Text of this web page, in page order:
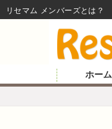
ホーム
リセマム メンバーズ